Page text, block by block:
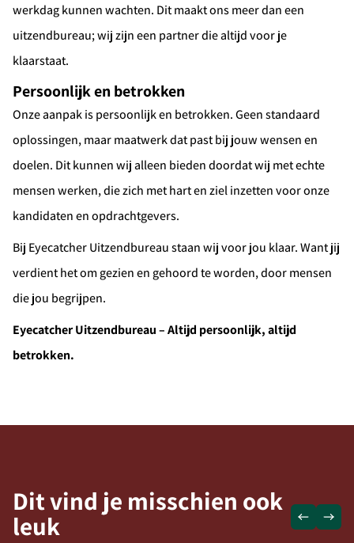
werkdag kunnen wachten. Dit maakt ons meer dan een
uitzendbureau; wij zijn een partner die altijd voor je
klaarstaat.
Persoonlijk en betrokken
Onze aanpak is persoonlijk en betrokken. Geen standaard
oplossingen, maar maatwerk dat past bij jouw wensen en
doelen. Dit kunnen wij alleen bieden doordat wij met echte
mensen werken, die zich met hart en ziel inzetten voor onze
kandidaten en opdrachtgevers.
Bij Eyecatcher Uitzendbureau staan wij voor jou klaar. Want jij
verdient het om gezien en gehoord te worden, door mensen
die jou begrijpen.
Eyecatcher Uitzendbureau – Altijd persoonlijk, altijd
betrokken.
Dit vind je misschien ook
leuk
Ontvang vacatures direct in je
mailbox
Alerts ontvangen